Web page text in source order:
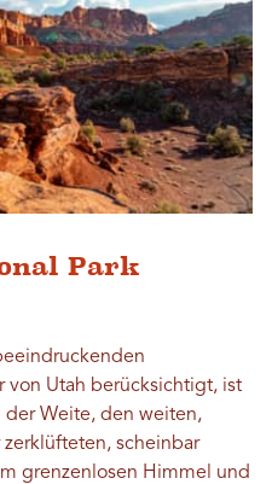
Park
von Utah berücksichtigt, ist
Weite, den weiten,
scheinbar
grenzenlosen Himmel und